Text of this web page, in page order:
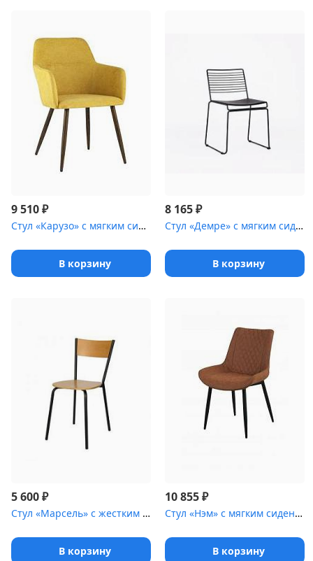
9 510₽
Стул «Карузо» с мягким сиденьем [(ножки стальные)]
В корзину
8 165₽
Стул «Демре» с мягким сиденьем [(стальной каркас)]
В корзину
5 600₽
Стул «Марсель» с жестким сиденьем [(окрашенный каркас)]
В корзину
10 855₽
Стул «Нэм» с мягким сиденьем [(ножки стальные)]
В корзину